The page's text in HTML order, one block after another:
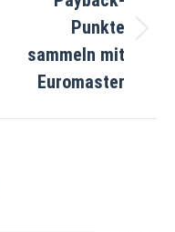
Punkte
sammeln mit
Euromaster